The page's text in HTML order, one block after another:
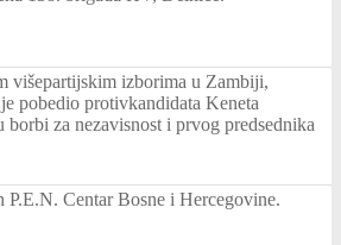
višepartijskim izborima u Zambiji,
pobedio protivkandidata Keneta
borbi za nezavisnost i prvog predsednika
P.E.N. Centar Bosne i Hercegovine.